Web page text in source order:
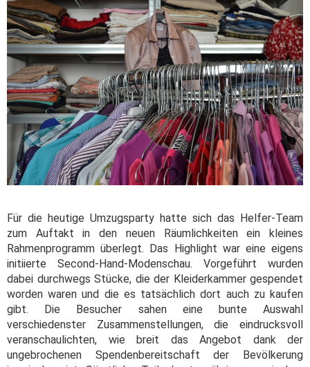
Für die heutige Umzugsparty hatte sich das Helfer-Team
zum Auftakt in den neuen Räumlichkeiten ein kleines
Rahmenprogramm überlegt. Das Highlight war eine eigens
initiierte Second-Hand-Modenschau. Vorgeführt wurden
dabei durchwegs Stücke, die der Kleiderkammer gespendet
worden waren und die es tatsächlich dort auch zu kaufen
gibt. Die Besucher sahen eine bunte Auswahl
verschiedenster Zusammenstellungen, die eindrucksvoll
veranschaulichten, wie breit das Angebot dank der
ungebrochenen Spendenbereitschaft der Bevölkerung